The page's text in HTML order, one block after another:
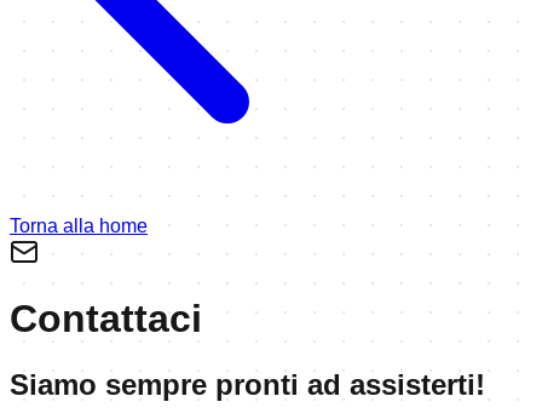
Torna alla home
Contattaci
Siamo sempre pronti ad assisterti!